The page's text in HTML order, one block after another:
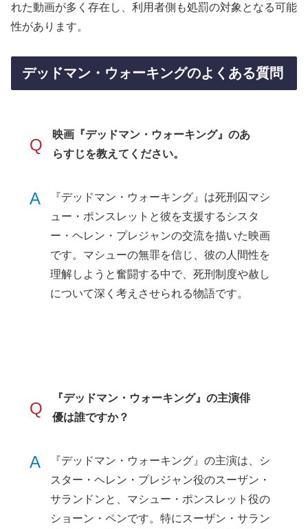
れた動画が多く存在し、利用者側も処罰の対象となる可能
性があります。
デッドマン・ウォーキングのよくある質問
Q
映画『デッドマン・ウォーキング』のあ
らすじを教えてください。
A
『デッドマン・ウォーキング』は死刑囚マシ
ュー・ポンスレットと彼を支援するシスタ
ー・ヘレン・プレジャンの交流を描いた映画
です。マシューの無罪を信じ、彼の人間性を
理解しようと奮闘する中で、死刑制度や赦し
について深く考えさせられる物語です。
Q
『デッドマン・ウォーキング』の主演俳
優は誰ですか？
A
『デッドマン・ウォーキング』の主演は、シ
スター・ヘレン・プレジャン役のスーザン・
サランドンと、マシュー・ポンスレット役の
ショーン・ペンです。特にスーザン・サラン